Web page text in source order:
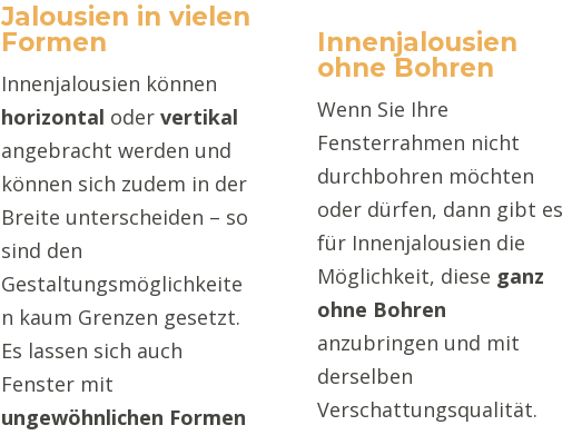
Jalousien in vielen
Formen
Innenjalousien können
horizontal oder vertikal
angebracht werden und
können sich zudem in der
Breite unterscheiden – so
sind den
Gestaltungsmöglichkeite
n kaum Grenzen gesetzt.
Es lassen sich auch
Fenster mit
ungewöhnlichen Formen
Innenjalousien
ohne Bohren
Wenn Sie Ihre
Fensterrahmen nicht
durchbohren möchten
oder dürfen, dann gibt es
für Innenjalousien die
Möglichkeit, diese ganz
ohne Bohren
anzubringen und mit
derselben
Verschattungsqualität.